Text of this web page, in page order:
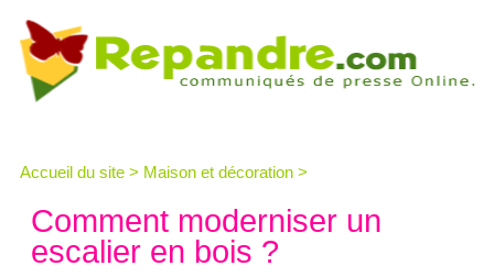
Accueil du site > Maison et décoration >
Comment moderniser un
escalier en bois ?